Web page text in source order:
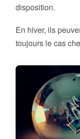
disposition.
En hiver, ils
toujours le cas